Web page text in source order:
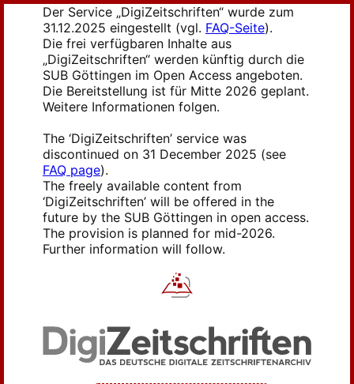
Der Service „DigiZeitschriften“ wurde zum
31.12.2025 eingestellt (vgl. FAQ-Seite).
Die frei verfügbaren Inhalte aus
„DigiZeitschriften“ werden künftig durch die
SUB Göttingen im Open Access angeboten.
Die Bereitstellung ist für Mitte 2026 geplant.
Weitere Informationen folgen.
The ‘DigiZeitschriften’ service was
discontinued on 31 December 2025 (see
FAQ page).
The freely available content from
‘DigiZeitschriften’ will be offered in the
future by the SUB Göttingen in open access.
The provision is planned for mid-2026.
Further information will follow.